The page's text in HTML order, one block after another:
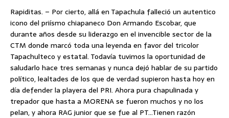
Rapiditas. – Por cierto, allá en Tapachula falleció un autentico
icono del priísmo chiapaneco Don Armando Escobar, que
durante años desde su liderazgo en el invencible sector de la
CTM donde marcó toda una leyenda en favor del tricolor
Tapachulteco y estatal. Todavía tuvimos la oportunidad de
saludarlo hace tres semanas y nunca dejó hablar de su partido
político, lealtades de los que de verdad supieron hasta hoy en
día defender la playera del PRI. Ahora pura chapulinada y
trepador que hasta a MORENA se fueron muchos y no los
pelan, y ahora RAG junior que se fue al PT…Tienen razón